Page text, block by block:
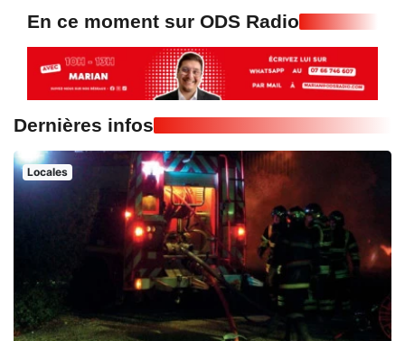
En ce moment sur ODS Radio
Dernières infos
Locales